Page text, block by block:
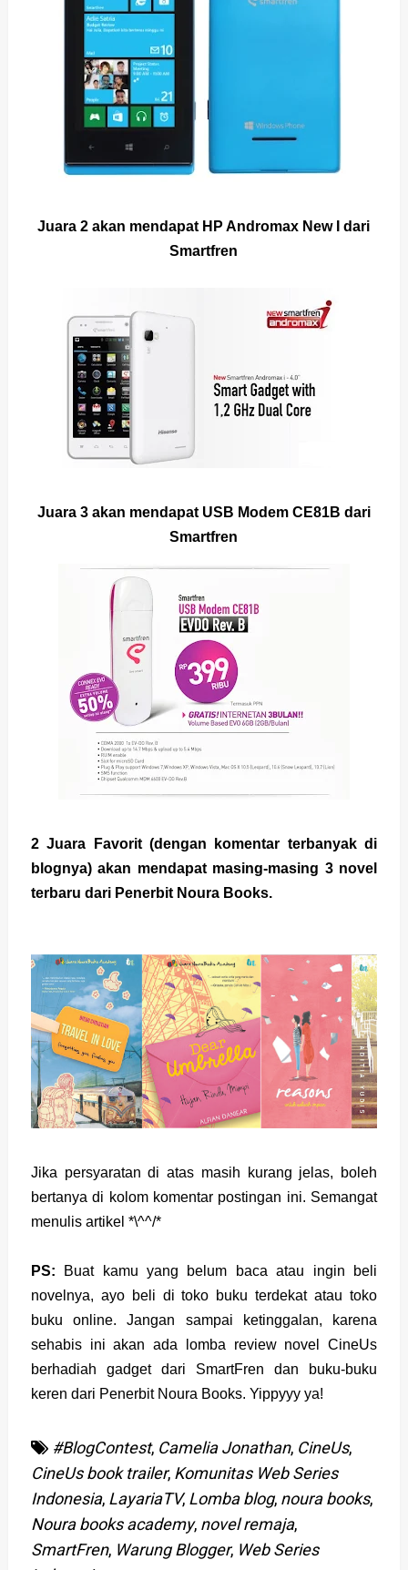
Juara 2 akan mendapat HP Andromax New I dari
Smartfren
Juara 3 akan mendapat USB Modem CE81B dari
Smartfren
2 Juara Favorit (dengan komentar terbanyak di
blognya) akan mendapat masing-masing 3novel
terbaru dari Penerbit Noura Books.
Jika persyaratan di atas masih kurang jelas, boleh
bertanya di kolom komentar postingan ini. Semangat
menulis artikel *\^^/*
PS: Buat kamu yang belum baca atau ingin beli
novelnya, ayo beli di toko buku terdekat atau toko
buku online. Jangan sampai ketinggalan, karena
sehabis ini akan ada lomba review novel CineUs
berhadiah gadget dari SmartFren dan buku-buku
keren dari Penerbit Noura Books. Yippyyy ya!
#BlogContest, Camelia Jonathan, CineUs,
CineUs book trailer, Komunitas Web Series
Indonesia, LayariaTV,Lomba blog, noura books,
Noura books academy, novel remaja,
SmartFren, Warung Blogger, Web Series